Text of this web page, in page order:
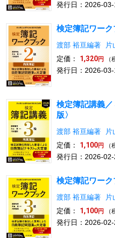
発行日：2026-03-
検定簿記ワー
渡部 裕亘編著 片
定価：
1,320円 （
発行日：2026-03-
検定簿記講義
版〉
渡部 裕亘編著 片
定価：
1,100円 （
発行日：2026-02-
検定簿記ワー
渡部 裕亘編著 片
定価：
1,100円 （
発行日：2026-02-